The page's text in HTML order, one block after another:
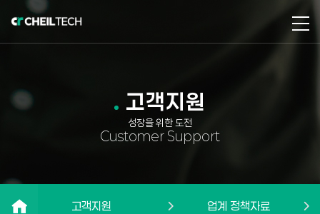
고객지원
성장을 위한 도전
Customer Support
고객지원 업계 정책자료